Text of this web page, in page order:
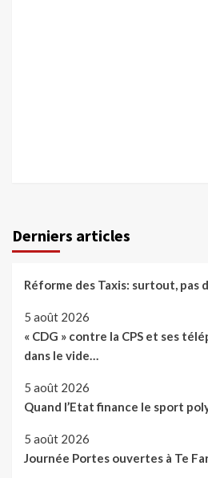
Derniers articles
Réforme des Taxis: surtout, pas
5 août 2026
« CDG » contre la CPS et ses
dans le vide…
5 août 2026
Quand l’Etat finance le sport
5 août 2026
Journée Portes ouvertes à Te